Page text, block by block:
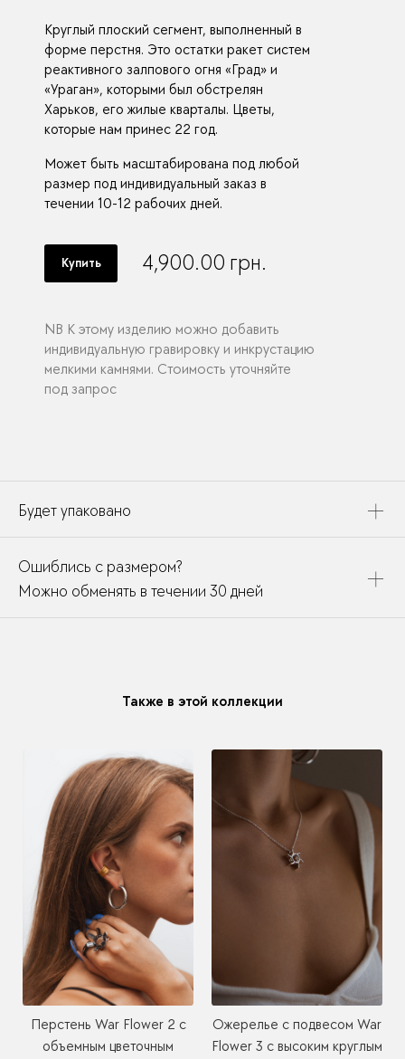
Круглый плоский сегмент, выполненный в
форме перстня. Это остатки ракет систем
реактивного залпового огня «Град» и
«Ураган», которыми был обстрелян
Харьков, его жилые кварталы. Цветы,
которые нам принес 22 год.
Может быть масштабирована под любой
размер под индивидуальный заказ в
течении 10-12 рабочих дней.
Купить 4,900.00 грн.
NB К этому изделию можно добавить
индивидуальную гравировку и инкрустацию
мелкими камнями. Стоимость уточняйте
под запрос
Будет упаковано
дополнено открыткой, паспортом украшения и
собрано в подарочный пакет
Ошиблись с размером?
Можно обменять в течении 30 дней
Также в этой коллекции
Перстень War Flower 2 с
объемным цветочным
Ожерелье с подвесом War
Flower 3 с высоким круглым